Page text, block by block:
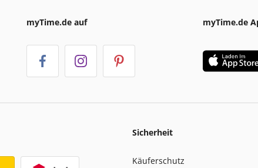
myTime.de auf myTime.de
Sicherheit
Käuferschutz